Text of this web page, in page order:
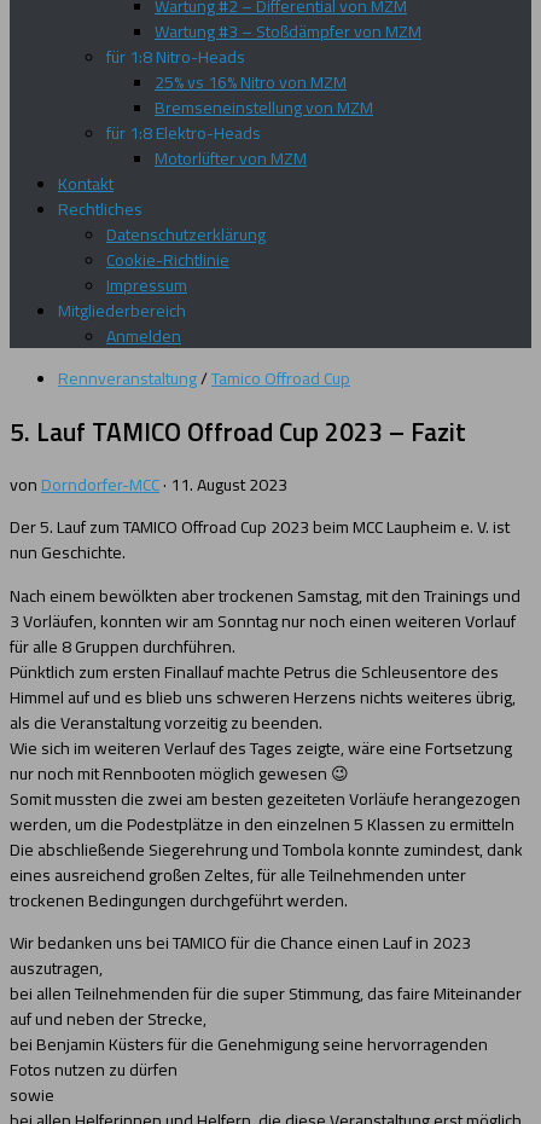
Wartung #2 – Differential von MZM
Wartung #3 – Stoßdämpfer von MZM
für 1:8 Nitro-Heads
25% vs 16% Nitro von MZM
Bremseneinstellung von MZM
für 1:8 Elektro-Heads
Motorlüfter von MZM
Kontakt
Rechtliches
Datenschutzerklärung
Cookie-Richtlinie
Impressum
Mitgliederbereich
Anmelden
Rennveranstaltung/Tamico Offroad Cup
5. Lauf TAMICO Offroad Cup 2023 – Fazit
von Dorndorfer-MCC· 11. August 2023
Der 5. Lauf zum TAMICO Offroad Cup 2023 beim MCC Laupheim e. V. ist
nun Geschichte.
Nach einem bewölkten aber trockenen Samstag, mit den Trainings und
3 Vorläufen, konnten wir am Sonntag nur noch einen weiteren Vorlauf
für alle 8 Gruppen durchführen.
Pünktlich zum ersten Finallauf machte Petrus die Schleusentore des
Himmel auf und es blieb uns schweren Herzens nichts weiteres übrig,
als die Veranstaltung vorzeitig zu beenden.
Wie sich im weiteren Verlauf des Tages zeigte, wäre eine Fortsetzung
nur noch mit Rennbooten möglich gewesen 😉
Somit mussten die zwei am besten gezeiteten Vorläufe herangezogen
werden, um die Podestplätze in den einzelnen 5 Klassen zu ermitteln
Die abschließende Siegerehrung und Tombola konnte zumindest, dank
eines ausreichend großen Zeltes, für alle Teilnehmenden unter
trockenen Bedingungen durchgeführt werden.
Wir bedanken uns bei TAMICO für die Chance einen Lauf in 2023
auszutragen,
bei allen Teilnehmenden für die super Stimmung, das faire Miteinander
auf und neben der Strecke,
bei Benjamin Küsters für die Genehmigung seine hervorragenden
Fotos nutzen zu dürfen
sowie